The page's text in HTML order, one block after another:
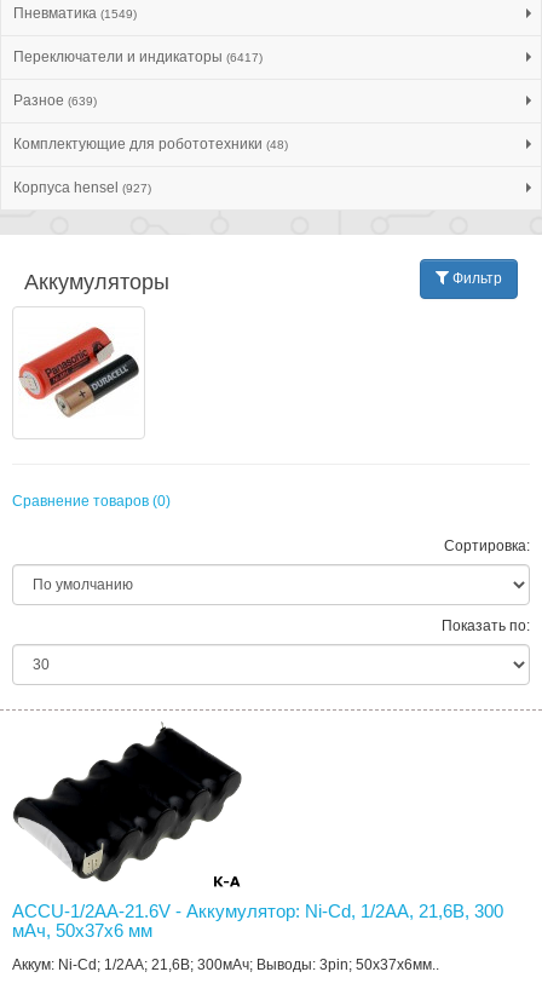
Пневматика (1549)
Переключатели и индикаторы (6417)
Разное (639)
Комплектующие для робототехники (48)
Корпуса hensel (927)
Фильтр
Аккумуляторы
Сравнение товаров (0)
Сортировка:
Показать по:
ACCU-1/2AA-21.6V - Аккумулятор: Ni-Cd, 1/2AA, 21,6В, 300
мAч, 50x37x6 мм
Аккум: Ni-Cd; 1/2AA; 21,6В; 300мАч; Выводы: 3pin; 50x37x6мм..